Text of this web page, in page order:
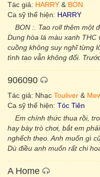
Tác giả: HARRY & BON
Ca sỹ thể hiện: HARRY
BON :. Tao roll thêm một
Dung hòa lá màu xanh THC
cuồng không suy nghĩ từng
tình tao vẫn không đổi.
906090
Tác giả: Nhạc Touliver &
Ca sỹ thể hiện: Tóc Tiên
Em chính thức thua rồi,
hay bày trò chơi, bắt em
nghếch theo. Anh muốn gì
Dù điều anh muốn rất chi
A Home